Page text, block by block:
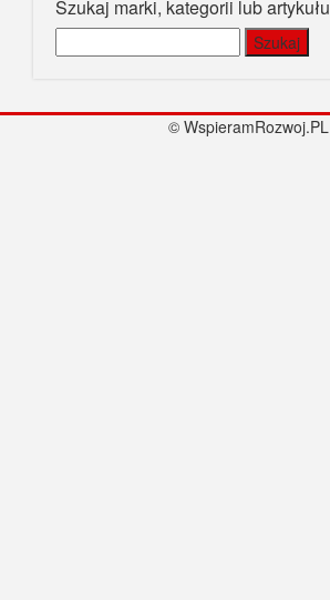
Szukaj marki, kategorii lub artykułu
© WspieramRozwoj.PL